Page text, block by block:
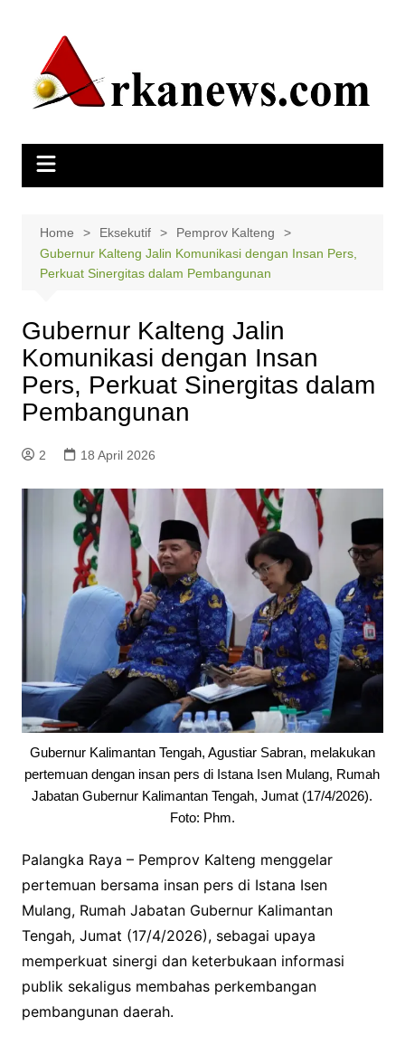
Home Eksekutif
Pemprov Kalteng
Gubernur Kalteng Jalin Komunikasi dengan Insan Pers,
Perkuat Sinergitas dalam Pembangunan
Gubernur Kalteng Jalin
Komunikasi dengan Insan
Pers, Perkuat Sinergitas dalam
Pembangunan
2 18 April 2026
Gubernur Kalimantan Tengah, Agustiar Sabran, melakukan
pertemuan dengan insan pers di Istana Isen Mulang, Rumah
Jabatan Gubernur Kalimantan Tengah, Jumat (17/4/2026).
Foto: Phm.
Palangka Raya – Pemprov Kalteng menggelar
pertemuan bersama insan pers di Istana Isen
Mulang, Rumah Jabatan Gubernur Kalimantan
Tengah, Jumat (17/4/2026), sebagai upaya
memperkuat sinergi dan keterbukaan informasi
publik sekaligus membahas perkembangan
pembangunan daerah.